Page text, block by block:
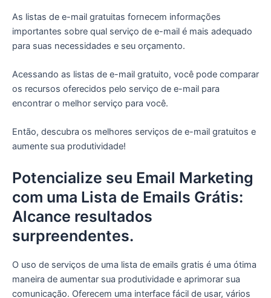
As listas de e-mail gratuitas fornecem informações
importantes sobre qual serviço de e-mail é mais adequado
para suas necessidades e seu orçamento.
Acessando as listas de e-mail gratuito, você pode comparar
os recursos oferecidos pelo serviço de e-mail para
encontrar o melhor serviço para você.
Então, descubra os melhores serviços de e-mail gratuitos e
aumente sua produtividade!
Potencialize seu Email Marketing
com uma Lista de Emails Grátis:
Alcance resultados
surpreendentes.
O uso de serviços de uma lista de emails gratis é uma ótima
maneira de aumentar sua produtividade e aprimorar sua
comunicação. Oferecem uma interface fácil de usar, vários